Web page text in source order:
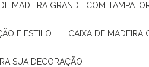
DE MADEIRA GRANDE COM TAMPA:
E ESTILO CAIXA DE
SUA DECORAÇÃO